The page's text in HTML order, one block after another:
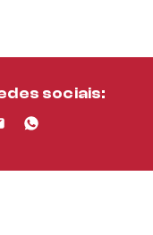
sociais: